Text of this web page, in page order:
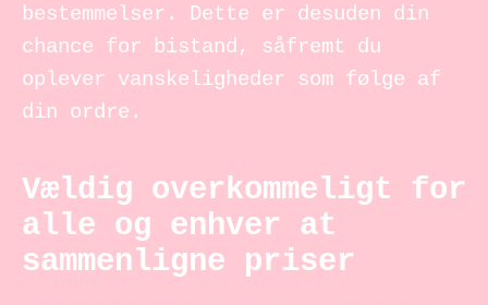
bestemmelser. Dette er desuden din
chance for bistand, såfremt du
oplever vanskeligheder som følge af
din ordre.
Vældig overkommeligt for
alle og enhver at
sammenligne priser